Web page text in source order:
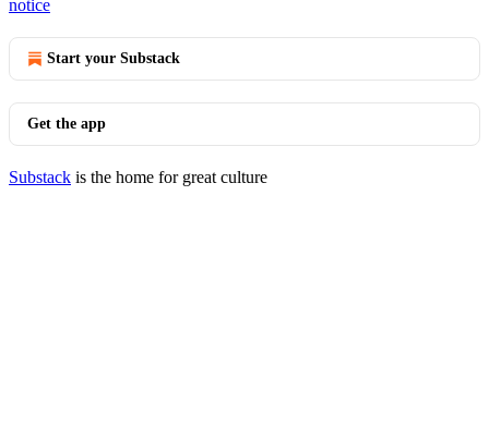
notice
Start your Substack
Get the app
Substack is the home for great culture